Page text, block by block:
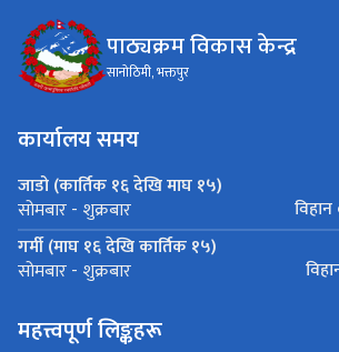
पाठ्यक्रम विकास केन्द्र
सानोठिमी, भक्तपुर
कार्यालय समय
जाडो (कार्तिक १६ देखि माघ १५)
सोमबार - शुक्रबार
गर्मी (माघ १६ देखि कार्तिक १५)
सोमबार - शुक्रबार
महत्त्वपूर्ण लिङ्कहरू